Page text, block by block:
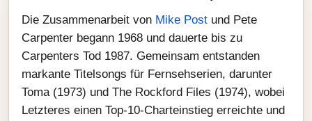
Die Zusammenarbeit von Mike Post und Pete
Carpenter begann 1968 und dauerte bis zu
Carpenters Tod 1987. Gemeinsam entstanden
markante Titelsongs für Fernsehserien, darunter
Toma (1973) und The Rockford Files (1974), wobei
Letzteres einen Top-10-Charteinstieg erreichte und